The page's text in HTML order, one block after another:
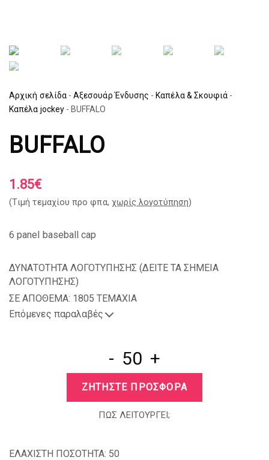
Αρχική σελίδα - Αξεσουάρ Ένδυσης - Καπέλα & Σκουφιά -
Καπέλα jockey - BUFFALO
BUFFALO
1.85€
(Tιμή τεμαχίου προ φπα, χωρίς λογοτύπηση)
6 panel baseball cap
ΔΥΝΑΤΟΤΗΤΑ ΛΟΓΟΤΥΠΗΣΗΣ (ΔΕΙΤΕ ΤΑ ΣΗΜΕΙΑ
ΛΟΓΟΤΥΠΗΣΗΣ)
ΣΕ ΑΠΟΘΕΜΑ: 1805 TEMAXIA
Επόμενες παραλαβές
- +
ΖΗΤΗΣΤΕ ΠΡΟΣΦΟΡΑ
ΠΩΣ ΛΕΙΤΟΥΡΓΕΙ;
ΕΛΑΧΙΣΤΗ ΠΟΣΟΤΗΤΑ: 50